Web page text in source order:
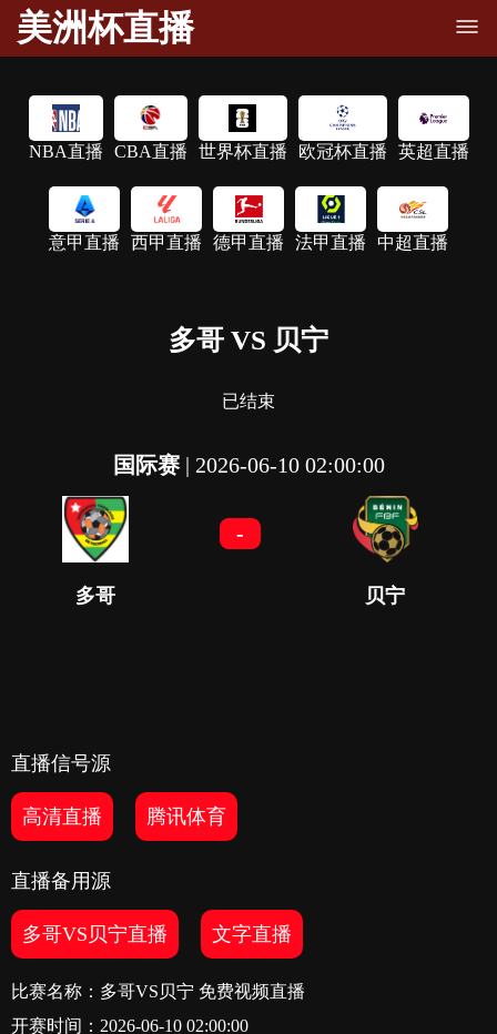
美洲杯直播
NBA直播 CBA直播 世界杯直播 欧冠杯直播 英超直播
意甲直播 西甲直播 德甲直播 法甲直播 中超直播
多哥 VS 贝宁
已结束
国际赛| 2026-06-10 02:00:00
多哥
-
贝宁
直播信号源
高清直播 腾讯体育
直播备用源
多哥VS贝宁直播 文字直播
比赛名称：多哥VS贝宁 免费视频直播
开赛时间：2026-06-10 02:00:00